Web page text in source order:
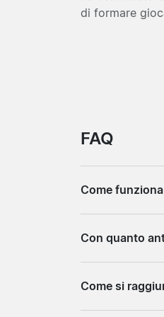
di formare
FAQ
Come
all'ingresso. I
Con quanto
proprio posto
Come si